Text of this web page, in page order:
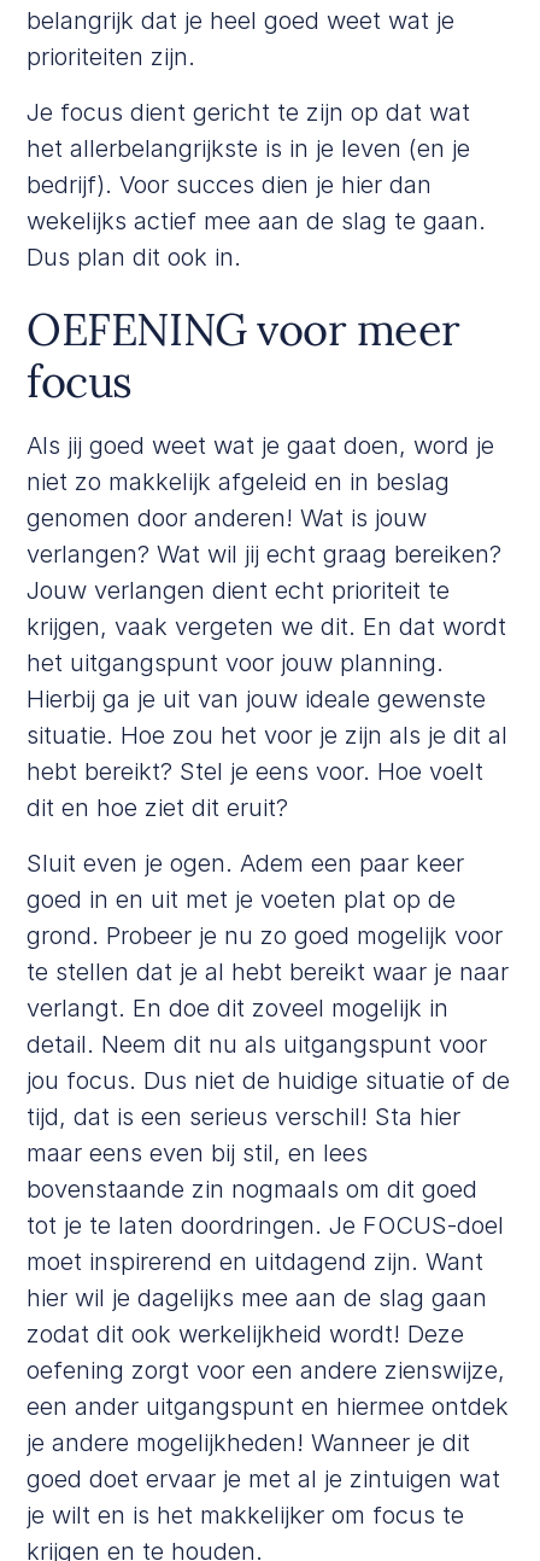
belangrijk dat je heel goed weet wat je
prioriteiten zijn.
Je focus dient gericht te zijn op dat wat
het allerbelangrijkste is in je leven (en je
bedrijf). Voor succes dien je hier dan
wekelijks actief mee aan de slag te gaan.
Dus plan dit ook in.
OEFENING voor meer
focus
Als jij goed weet wat je gaat doen, word je
niet zo makkelijk afgeleid en in beslag
genomen door anderen! Wat is jouw
verlangen? Wat wil jij echt graag bereiken?
Jouw verlangen dient echt prioriteit te
krijgen, vaak vergeten we dit. En dat wordt
het uitgangspunt voor jouw planning.
Hierbij ga je uit van jouw ideale gewenste
situatie. Hoe zou het voor je zijn als je dit al
hebt bereikt? Stel je eens voor. Hoe voelt
dit en hoe ziet dit eruit?
Sluit even je ogen. Adem een paar keer
goed in en uit met je voeten plat op de
grond. Probeer je nu zo goed mogelijk voor
te stellen dat je al hebt bereikt waar je naar
verlangt. En doe dit zoveel mogelijk in
detail. Neem dit nu als uitgangspunt voor
jou focus. Dus niet de huidige situatie of de
tijd, dat is een serieus verschil! Sta hier
maar eens even bij stil, en lees
bovenstaande zin nogmaals om dit goed
tot je te laten doordringen. Je FOCUS-doel
moet inspirerend en uitdagend zijn. Want
hier wil je dagelijks mee aan de slag gaan
zodat dit ook werkelijkheid wordt! Deze
oefening zorgt voor een andere zienswijze,
een ander uitgangspunt en hiermee ontdek
je andere mogelijkheden! Wanneer je dit
goed doet ervaar je met al je zintuigen wat
je wilt en is het makkelijker om focus te
krijgen en te houden.